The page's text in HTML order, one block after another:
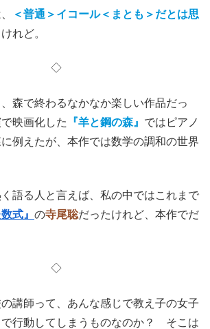
＜普通＞イコール＜まとも＞だとは思
れど。
◇
森で終わるなかなか楽しい作品だっ
映画化した 『羊と鋼の森』 ではピアノ
例えたが、本作では数学の調和の世界
語る人と言えば、私の中ではこれまで
式』 の寺尾聡だったけれど、本作でだ
◇
講師って、あんな感じで教え子の女子
行動してしまうものなのか？ そこは